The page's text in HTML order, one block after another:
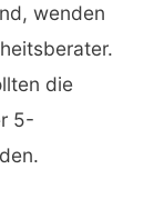
wenden
die
5-